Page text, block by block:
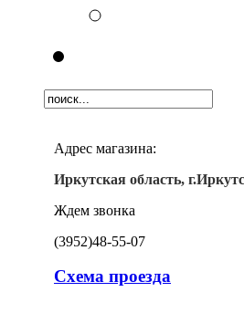
Адрес магазина:
Иркутская область,
Ждем звонка
(3952)48-55-07
Схема проезда